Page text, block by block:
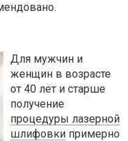
Для мужчин и
женщин в возрасте
от 40 лет и старше
получение
процедуры лазерной
шлифовки примерно